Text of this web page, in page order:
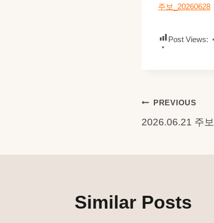
주보_20260628
Post Views:
글PREVIOUS
2026.06.21 주보
Similar Posts